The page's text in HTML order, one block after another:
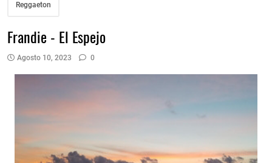
Reggaeton
Frandie - El Espejo
Agosto 10, 2023 0